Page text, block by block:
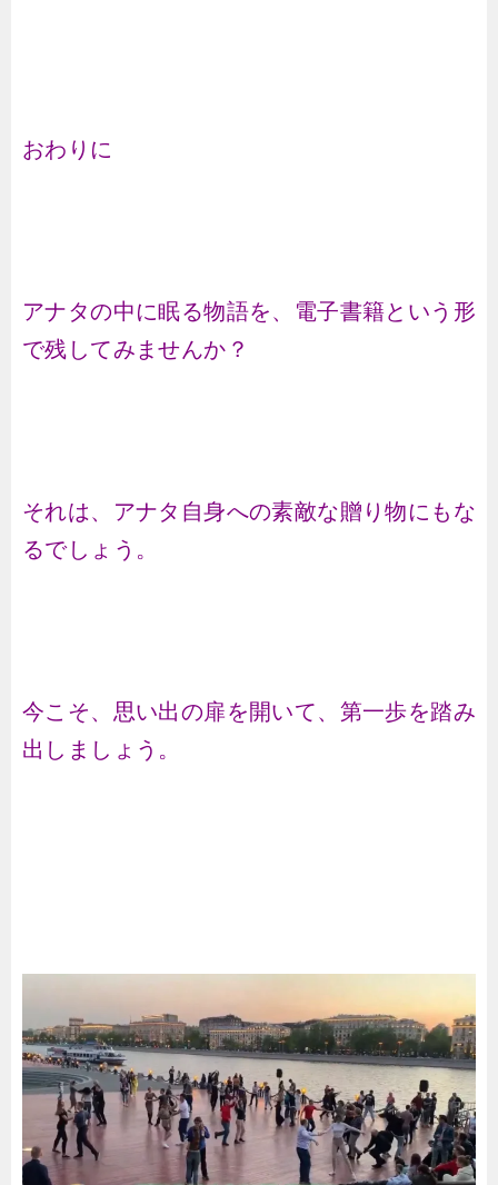
おわりに
アナタの中に眠る物語を、電子書籍という形
で残してみませんか？
それは、アナタ自身への素敵な贈り物にもな
るでしょう。
今こそ、思い出の扉を開いて、第一歩を踏み
出しましょう。